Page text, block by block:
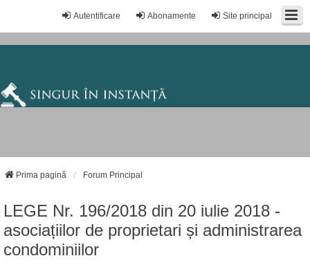
Site principal
Abonamente
Autentificare
Prima pagină Forum Principal
LEGE Nr. 196/2018 din 20 iulie 2018 -
asociațiilor de proprietari și administrarea
condominiilor